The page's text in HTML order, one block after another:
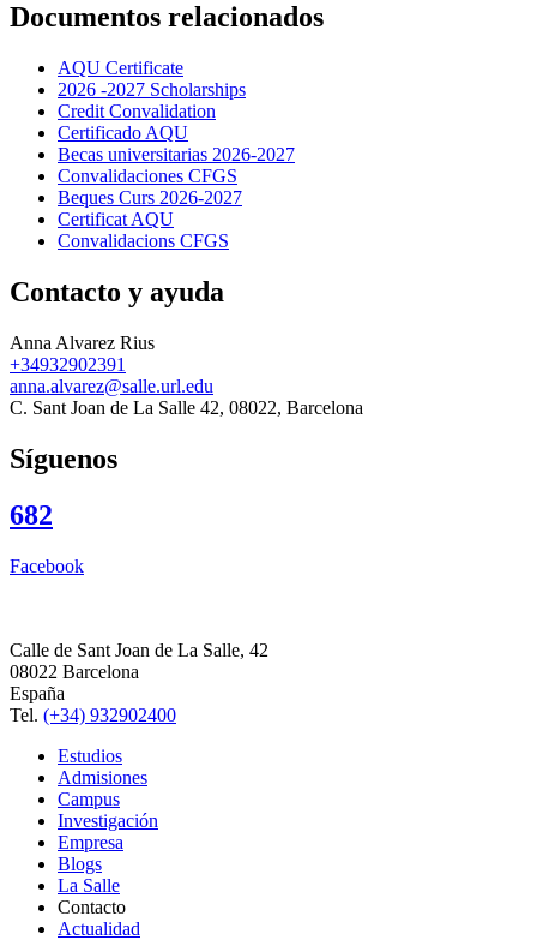
Documentos relacionados
AQU Certificate
2026 -2027 Scholarships
Credit Convalidation
Certificado AQU
Becas universitarias 2026-2027
Convalidaciones CFGS
Beques Curs 2026-2027
Certificat AQU
Convalidacions CFGS
Contacto y ayuda
Anna Alvarez Rius
+34932902391
anna.alvarez@salle.url.edu
C. Sant Joan de La Salle 42, 08022, Barcelona
Síguenos
682
Facebook
Calle de Sant Joan de La Salle, 42
08022 Barcelona
España
Tel. (+34) 932902400
Estudios
Admisiones
Campus
Investigación
Empresa
Blogs
La Salle
Contacto
Actualidad